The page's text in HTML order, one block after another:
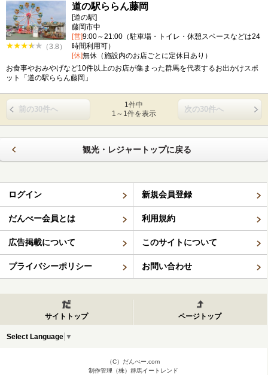
（3.8）
道の駅ららん藤岡
[道の駅]
藤岡市中
[営]9:00～21:00（駐車場・トイレ・休憩スペースなどは24
時間利用可）
[休]無休（施設内のお店ごとに定休日あり）
お食事やおみやげなど10件以上のお店が集まった群馬を代表するお出かけスポ
ット「道の駅ららん藤岡」
前の30件へ
1件中
1～1件を表示
次の30件へ
観光・レジャートップに戻る
ログイン 新規会員登録
だんべー会員とは 利用規約
広告掲載について このサイトについて
プライバシーポリシー お問い合わせ
サイトトップ ページトップ
Select Language ▼
（C）だんべー.com
制作管理（株）群馬イートレンド